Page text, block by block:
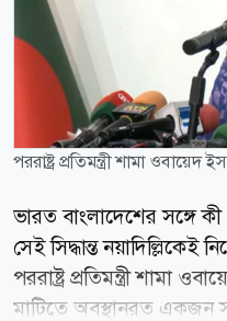
পররাষ্ট্র প্রতিমন্ত্রী শামা ওবায়েদ
ভারত বাংলাদেশের সঙ্গে
সেই সিদ্ধান্ত নয়াদিল্লিকেই
পররাষ্ট্র প্রতিমন্ত্রী শামা
মাটিতে অবস্থানরত একজন